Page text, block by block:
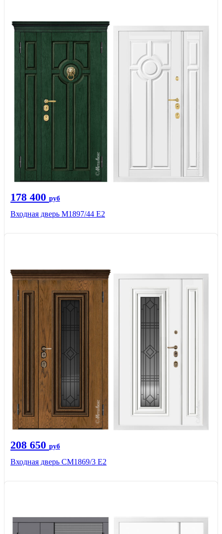
178 400 руб
Входная дверь М1897/44 Е2
208 650 руб
Входная дверь СМ1869/3 Е2